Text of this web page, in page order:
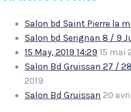
Salon bd Saint Pierre la
Salon bd Serignan 8 / 9
15 May, 2019 14:29 15 mai
Salon Bd Gruissan 27 /
2019
Salon Bd Gruissan 20